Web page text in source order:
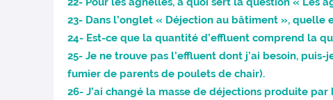
23- Dans l’onglet « Déjection au bâtiment »,
24- Est-ce que la quantité d’effluent comprend la
25- Je ne trouve pas l’effluent dont j’ai besoin,
fumier de parents de poulets de chair).
26- J’ai changé la masse de déjections produite